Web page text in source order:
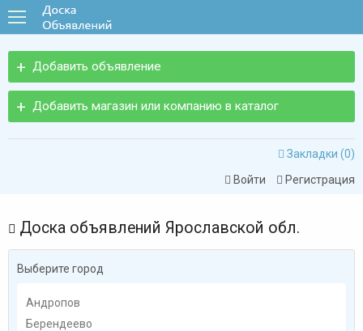
Добавить объявление
Добавить магазин или компанию в каталог
 Закладки (0)
 Войти  Регистрация
 Доска объявлений Ярославской обл.
Выберите город
Андропов
Берендеево